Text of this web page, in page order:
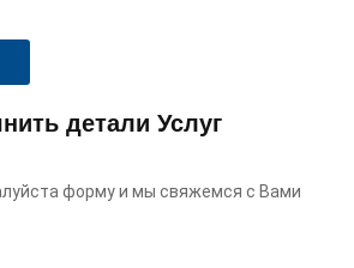
детали Услуг
форму и мы свяжемся с Вами